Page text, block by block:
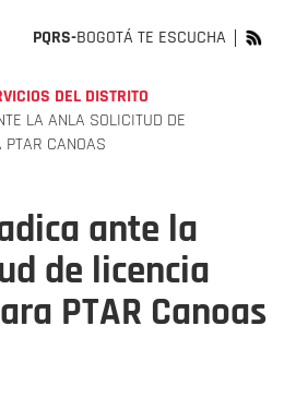
PQRS-BOGOTÁ TE ESCUCHA
DEL DISTRITO
LA ANLA SOLICITUD DE
CANOAS
ante la
de licencia
PTAR Canoas